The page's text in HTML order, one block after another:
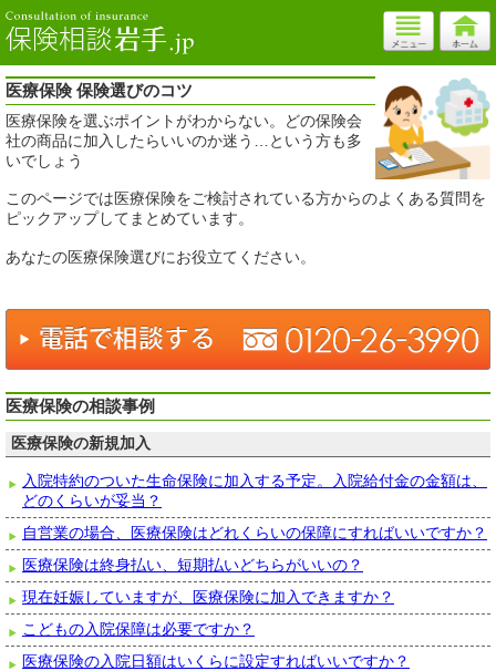
医療保険 保険選びのコツ
医療保険を選ぶポイントがわからない。どの保険会
社の商品に加入したらいいのか迷う…という方も多
いでしょう
このページでは医療保険をご検討されている方からのよくある質問を
ピックアップしてまとめています。
あなたの医療保険選びにお役立てください。
医療保険の相談事例
医療保険の新規加入
入院特約のついた生命保険に加入する予定。入院給付金の金額は、
どのくらいが妥当？
自営業の場合、医療保険はどれくらいの保障にすればいいですか？
医療保険は終身払い、短期払いどちらがいいの？
現在妊娠していますが、医療保険に加入できますか？
こどもの入院保障は必要ですか？
医療保険の入院日額はいくらに設定すればいいですか？